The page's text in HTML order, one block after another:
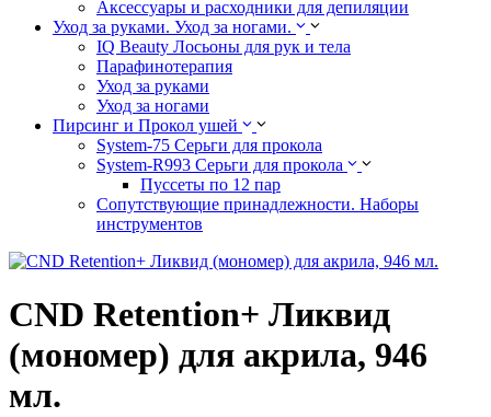
Аксессуары и расходники для депиляции
Уход за руками. Уход за ногами.
IQ Beauty Лосьоны для рук и тела
Парафинотерапия
Уход за руками
Уход за ногами
Пирсинг и Прокол ушей
System-75 Серьги для прокола
System-R993 Серьги для прокола
Пуссеты по 12 пар
Cопутствующие принадлежности. Наборы
инструментов
CND Retention+ Ликвид
(мономер) для акрила, 946
мл.